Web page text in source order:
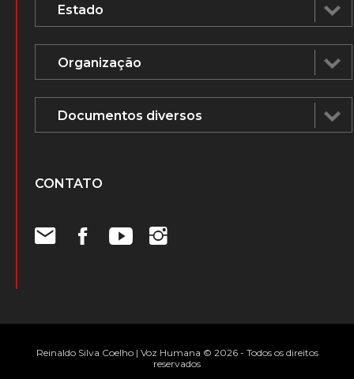
CONTATO
Reinaldo Silva Coelho | Voz Humana © 2026 - Todos os direitos
reservados